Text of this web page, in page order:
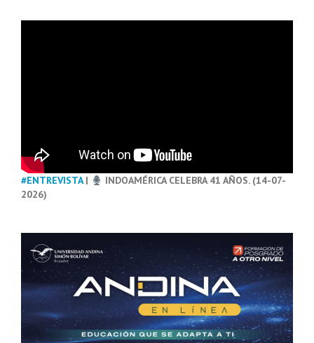
#ENTREVISTA|
INDOAMÉRICA CELEBRA 41 AÑOS. (14-07-
2026)